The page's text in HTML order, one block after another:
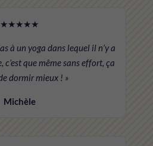
★★★★★
à un yoga dans lequel il n’y a
c’est que même sans effort, ça
dormir mieux ! »
Michèle